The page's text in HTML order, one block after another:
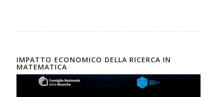
IMPATTO ECONOMICO DELLA RICERCA IN
MATEMATICA